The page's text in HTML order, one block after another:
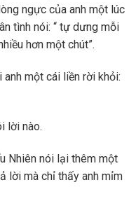
ngực của anh một lúc
tình nói: “ tự dưng mỗi
hơn một chút”.
một cái liền rời khỏi:
lời nào.
Nhiên nói lại thêm một
lời mà chỉ thấy anh mỉm